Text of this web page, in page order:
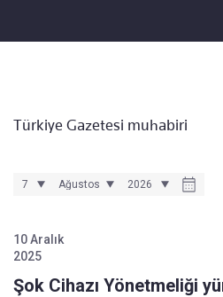
Türkiye Gazetesi muhabiri
10 Aralık
2025
Şok Cihazı Yönetmeliği